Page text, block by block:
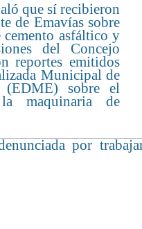
que sí recibieron
de Emavías sobre
asfáltico y
del Concejo
reportes emitidos
Municipal de
(EDME) sobre el
la maquinaria de